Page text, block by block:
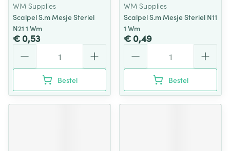
WM Supplies
Scalpel S.m Mesje Steriel
N21 1 Wm
€ 0,53
Bestel
WM Supplies
Scalpel S.m Mesje Steriel N11
1 Wm
€ 0,49
Bestel